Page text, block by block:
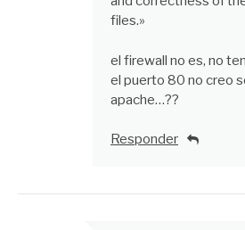
files.»
el firewall no es, no
el puerto 80 no creo
apache…??
Responder